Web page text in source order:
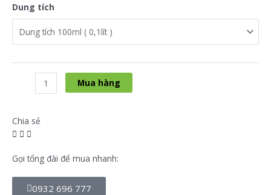
Dung tích
Mua hàng
Chia sẻ
Gọi tổng đài để mua nhanh:
0932 696 777